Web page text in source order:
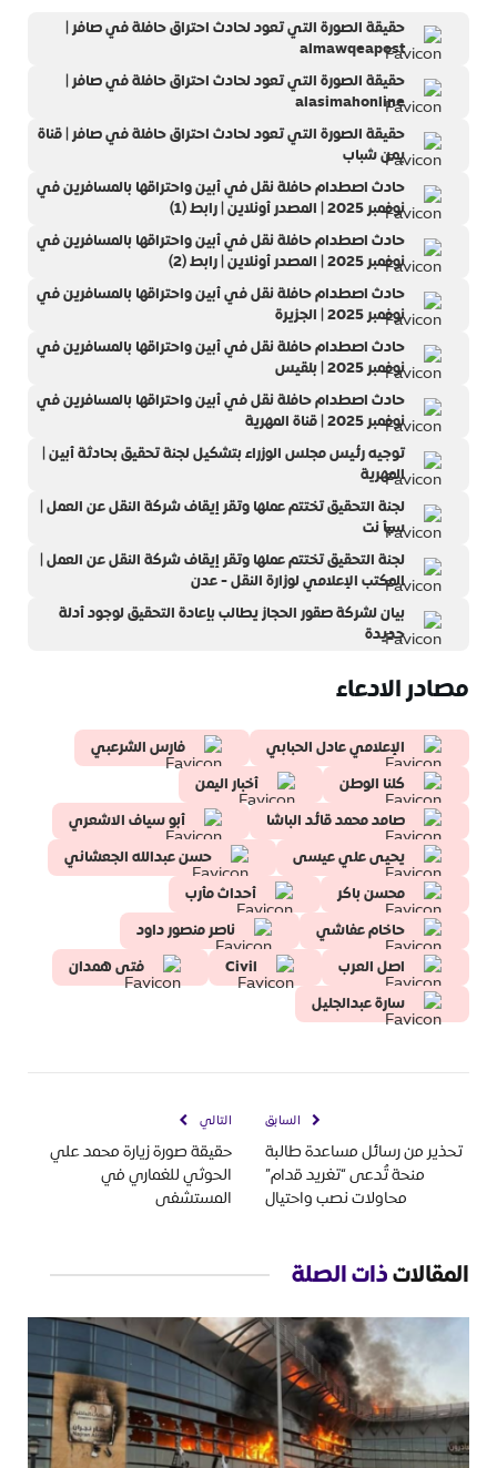
حقيقة الصورة التي تعود لحادث احتراق حافلة في صافر |
almawqeapost
حقيقة الصورة التي تعود لحادث احتراق حافلة في صافر |
alasimahonline
حقيقة الصورة التي تعود لحادث احتراق حافلة في صافر | قناة
يمن شباب
حادث اصطدام حافلة نقل في أبين واحتراقها بالمسافرين في
نوفمبر 2025 | المصدر أونلاين | رابط (1)
حادث اصطدام حافلة نقل في أبين واحتراقها بالمسافرين في
نوفمبر 2025 | المصدر أونلاين | رابط (2)
حادث اصطدام حافلة نقل في أبين واحتراقها بالمسافرين في
نوفمبر 2025 | الجزيرة
حادث اصطدام حافلة نقل في أبين واحتراقها بالمسافرين في
نوفمبر 2025 | بلقيس
حادث اصطدام حافلة نقل في أبين واحتراقها بالمسافرين في
نوفمبر 2025 | قناة المهرية
توجيه رئيس مجلس الوزراء بتشكيل لجنة تحقيق بحادثة أبين |
المهرية
لجنة التحقيق تختتم عملها وتقر إيقاف شركة النقل عن العمل |
سبأ نت
‎لجنة التحقيق تختتم عملها وتقر إيقاف شركة النقل عن العمل |
المكتب الإعلامي لوزارة النقل - عدن‎
بيان لشركة صقور الحجاز يطالب بإعادة التحقيق لوجود أدلة
جديدة
مصادر الادعاء
الإعلامي عادل الحبابي
فارس الشرعبي
كلنا الوطن
أخبار اليمن
صامد محمد قائد الباشا
أبو سياف الاشعري
يحيى علي عيسى
حسن عبدالله الجعشاني
محسن باكر
أحداث مأرب
حاخام عفاشي
ناصر منصور داود
اصل العرب
Civil
فتى همدان
سارة عبدالجليل
السابق
تحذير من رسائل مساعدة طالبة
منحة تُدعى “تغريد قدام”
محاولات نصب واحتيال
التالي
حقيقة صورة زيارة محمد علي
الحوثي للغماري في
المستشفى
المقالاتذات الصلة